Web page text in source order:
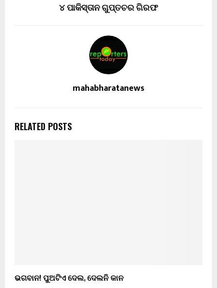
୪ ପାକିସ୍ତାନ ଗୁପ୍ତଚର ଗିରଫ
mahabharatanews
RELATED POSTS
ଭଗବାନ! ପୁଅଟିଏ ଦେଲ, ଦେଲନି କାନ